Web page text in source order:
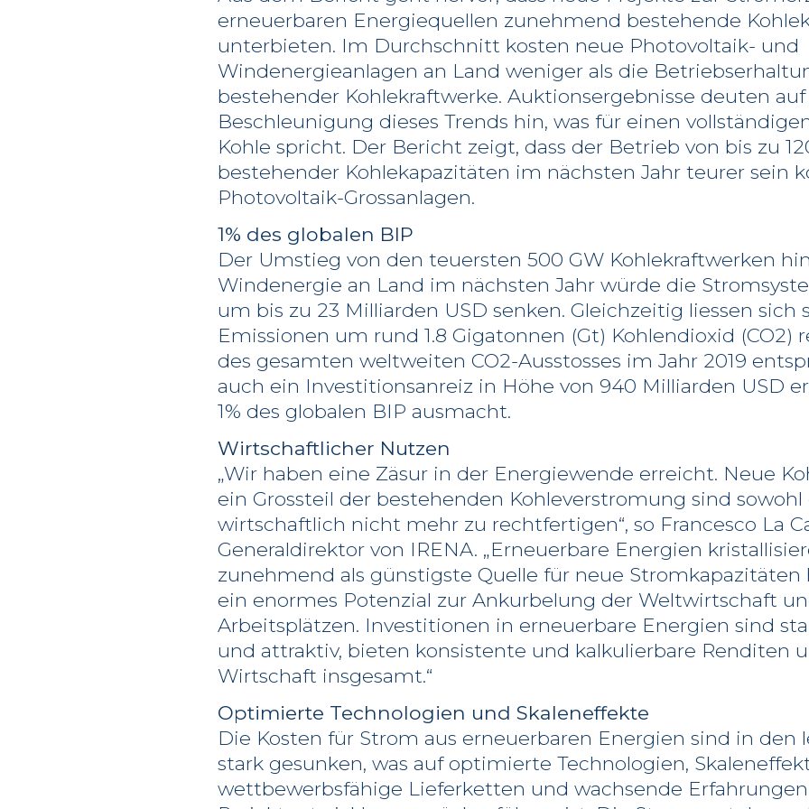
erneuerbaren Energiequellen zunehmend bestehende
unterbieten. Im Durchschnitt kosten neue Photovoltaik- und
Windenergieanlagen an Land weniger als die
bestehender Kohlekraftwerke. Auktionsergebnisse deuten
Beschleunigung dieses Trends hin, was für einen
Kohle spricht. Der Bericht zeigt, dass der Betrieb von bis zu
bestehender Kohlekapazitäten im nächsten Jahr teurer sein
Photovoltaik-Grossanlagen.
1% des globalen BIP
Der Umstieg von den teuersten 500 GW Kohlekraftwerken
Windenergie an Land im nächsten Jahr würde die
um bis zu 23 Milliarden USD senken. Gleichzeitig liessen sich
Emissionen um rund 1.8 Gigatonnen (Gt) Kohlendioxid (CO2)
des gesamten weltweiten CO2-Ausstosses im Jahr 2019
auch ein Investitionsanreiz in Höhe von 940 Milliarden USD
1% des globalen BIP ausmacht.
Wirtschaftlicher Nutzen
„Wir haben eine Zäsur in der Energiewende erreicht. Neue
ein Grossteil der bestehenden Kohleverstromung sind sowohl
wirtschaftlich nicht mehr zu rechtfertigen“, so Francesco La
Generaldirektor von IRENA. „Erneuerbare Energien
zunehmend als günstigste Quelle für neue Stromkapazitäten
ein enormes Potenzial zur Ankurbelung der Weltwirtschaft
Arbeitsplätzen. Investitionen in erneuerbare Energien sind
und attraktiv, bieten konsistente und kalkulierbare Renditen
Wirtschaft insgesamt.“
Optimierte Technologien und Skaleneffekte
Die Kosten für Strom aus erneuerbaren Energien sind in den
stark gesunken, was auf optimierte Technologien,
wettbewerbsfähige Lieferketten und wachsende